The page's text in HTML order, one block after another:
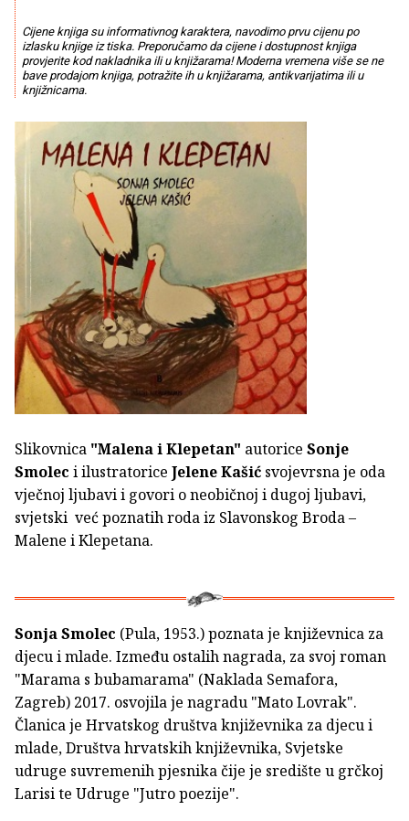
Cijene knjiga su informativnog karaktera, navodimo prvu cijenu po
izlasku knjige iz tiska. Preporučamo da cijene i dostupnost knjiga
provjerite kod nakladnika ili u knjižarama! Moderna vremena više se ne
bave prodajom knjiga, potražite ih u knjižarama, antikvarijatima ili u
knjižnicama.
Slikovnica "Malena i Klepetan" autorice Sonje
Smolec i ilustratorice Jelene Kašić svojevrsna je oda
vječnoj ljubavi i govori o neobičnoj i dugoj ljubavi,
svjetski već poznatih roda iz Slavonskog Broda –
Malene i Klepetana.
Sonja Smolec (Pula, 1953.) poznata je književnica za
djecu i mlade. Između ostalih nagrada, za svoj roman
"Marama s bubamarama" (Naklada Semafora,
Zagreb) 2017. osvojila je nagradu "Mato Lovrak".
Članica je Hrvatskog društva književnika za djecu i
mlade, Društva hrvatskih književnika, Svjetske
udruge suvremenih pjesnika čije je središte u grčkoj
Larisi te Udruge "Jutro poezije".